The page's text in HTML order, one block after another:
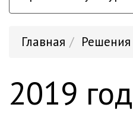
Главная Решения
2019 год